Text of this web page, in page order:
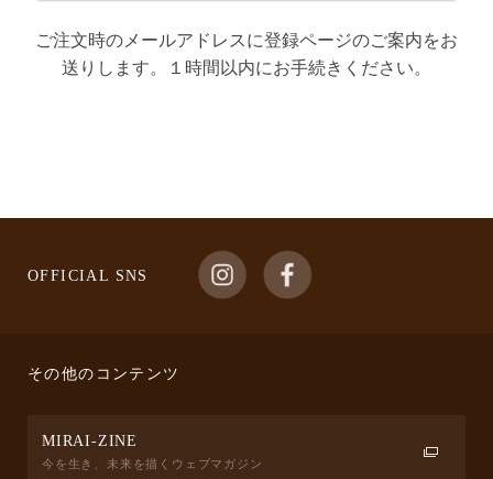
ご注文時のメールアドレスに登録ページのご案内をお
送りします。１時間以内にお手続きください。
OFFICIAL SNS
その他のコンテンツ
MIRAI-ZINE
今を生き、未来を描くウェブマガジン